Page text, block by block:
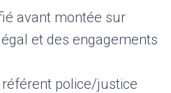
avant montée sur
et des engagements
référent police/justice